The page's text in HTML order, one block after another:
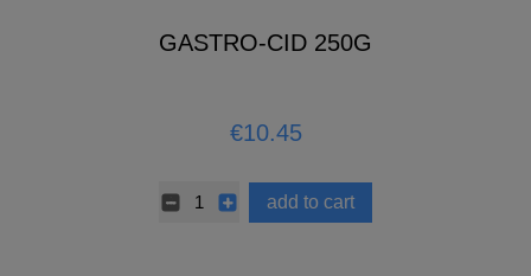
GASTRO-CID 250G
€10.45
add to cart